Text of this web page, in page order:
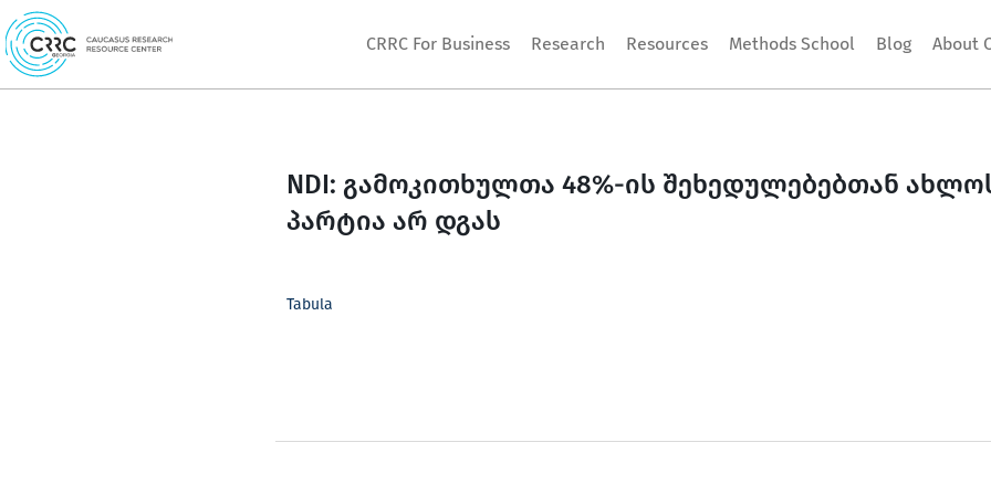
Skip
to
content
CRRC For Business Research Resources Methods School Blog About
NDI: გამოკითხულთა 48%-ის შეხედულებებთან
პარტია არ დგას
Tabula